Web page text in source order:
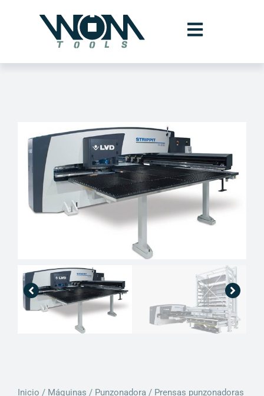
Inicio / Máquinas / Punzonadora / Prensas punzonadoras